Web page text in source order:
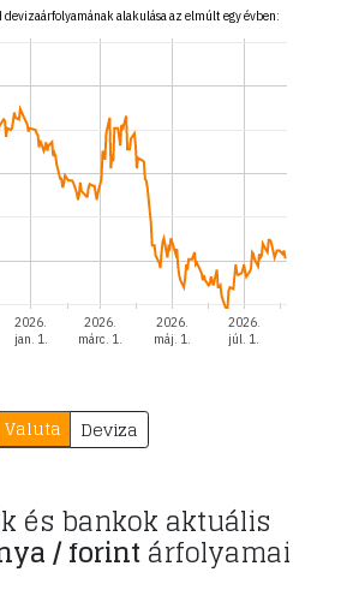
devizaárfolyamának alakulása az elmúlt egy évben:
2026.
jan. 1.
2026.
márc. 1.
2026.
máj. 1.
2026.
júl. 1.
Valuta Deviza
és bankok aktuális
/ forintárfolyamai